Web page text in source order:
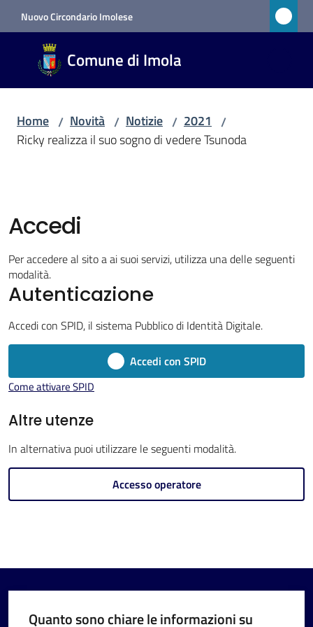
Vai al contenuto
Vai alla navigazione
Vai al footer
Nuovo Circondario Imolese
Comune di Imola
Comune
di Imola
RETE
Menu selezionato
Servizi
Vivere
Imola
V
s
i
I
Home / Novità / Notizie / 2021 /
Ricky realizza il suo sogno di vedere Tsunoda
Accedi
Per accedere al sito a ai suoi servizi, utilizza una delle seguenti
modalità.
Autenticazione
Accedi con SPID, il sistema Pubblico di Identità Digitale.
Accedi con SPID
Come attivare SPID
Altre utenze
In alternativa puoi utilizzare le seguenti modalità.
Accesso operatore
Quanto sono chiare le informazioni su